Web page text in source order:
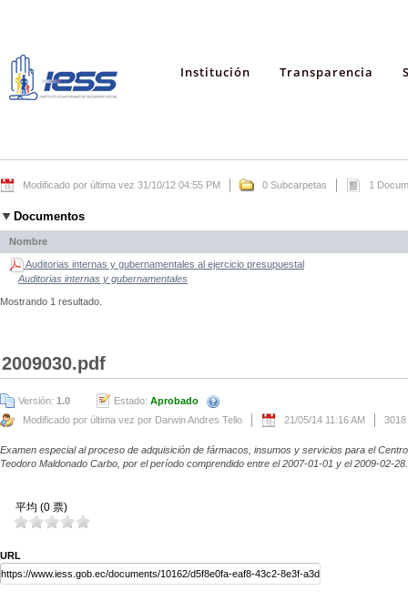
Institución Transparencia
Modificado por última vez 31/10/12 04:55 PM 0 Subcarpetas 1
Documentos
Nombre
Auditorias internas y gubernamentales al ejercicio presupuestal
Auditorias internas y gubernamentales
Mostrando 1 resultado.
2009030.pdf
Versión: 1.0 Estado: Aprobado
Modificado por última vez por Darwin Andres Tello
21/05/14 11:16 AM
Examen especial al proceso de adquisición de fármacos, insumos y servicios para el
Teodoro Maldonado Carbo, por el período comprendido entre el 2007-01-01 y el 2009-02-28.
平均 (0 票)
URL